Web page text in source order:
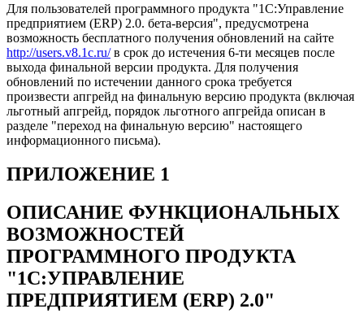
Для пользователей программного продукта "1С:Управление
предприятием (ERP) 2.0. бета-версия", предусмотрена
возможность бесплатного получения обновлений на сайте
http://users.v8.1c.ru/в срок до истечения 6-ти месяцев после
выхода финальной версии продукта. Для получения
обновлений по истечении данного срока требуется
произвести апгрейд на финальную версию продукта (включая
льготный апгрейд, порядок льготного апгрейда описан в
разделе "переход на финальную версию" настоящего
информационного письма).
ПРИЛОЖЕНИЕ 1
ОПИСАНИЕ ФУНКЦИОНАЛЬНЫХ
ВОЗМОЖНОСТЕЙ
ПРОГРАММНОГО ПРОДУКТА
"1С:УПРАВЛЕНИЕ
ПРЕДПРИЯТИЕМ (ERP) 2.0"